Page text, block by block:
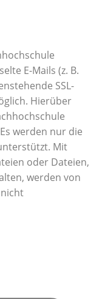
E-Mails (z. B.
SSL-
Hierüber
werden nur die
Mit
oder Dateien,
werden von